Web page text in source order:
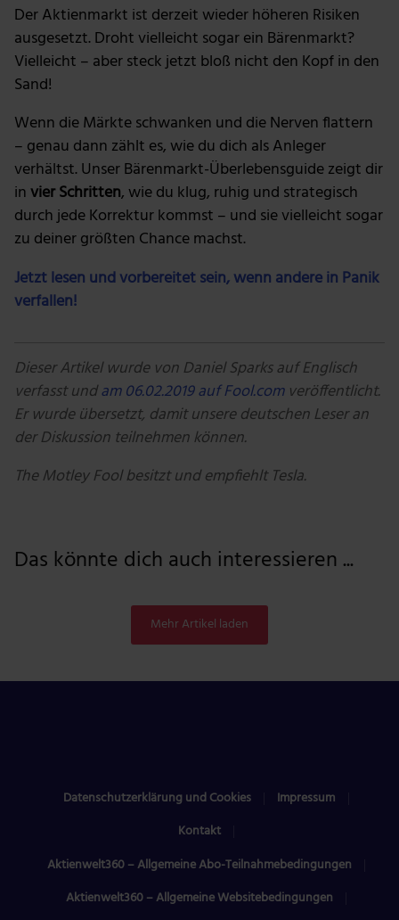
Der Aktienmarkt ist derzeit wieder höheren Risiken
ausgesetzt. Droht vielleicht sogar ein Bärenmarkt?
Vielleicht – aber steck jetzt bloß nicht den Kopf in den
Sand!
Wenn die Märkte schwanken und die Nerven flattern
– genau dann zählt es, wie du dich als Anleger
verhältst. Unser Bärenmarkt-Überlebensguide zeigt dir
invier Schritten, wie du klug, ruhig und strategisch
durch jede Korrektur kommst – und sie vielleicht sogar
zu deiner größten Chance machst.
Jetzt lesen und vorbereitet sein, wenn andere in Panik
verfallen!
Dieser Artikel wurde von Daniel Sparks auf Englisch
verfasst undam 06.02.2019 auf Fool.comveröffentlicht.
Er wurde übersetzt, damit unsere deutschen Leser an
der Diskussion teilnehmen können.
The Motley Fool besitzt und empfiehlt Tesla.
Das könnte dich auch interessieren ...
Mehr Artikel laden
Datenschutzerklärung und Cookies
Impressum
Kontakt
Aktienwelt360 – Allgemeine Abo-Teilnahmebedingungen
Aktienwelt360 – Allgemeine Websitebedingungen